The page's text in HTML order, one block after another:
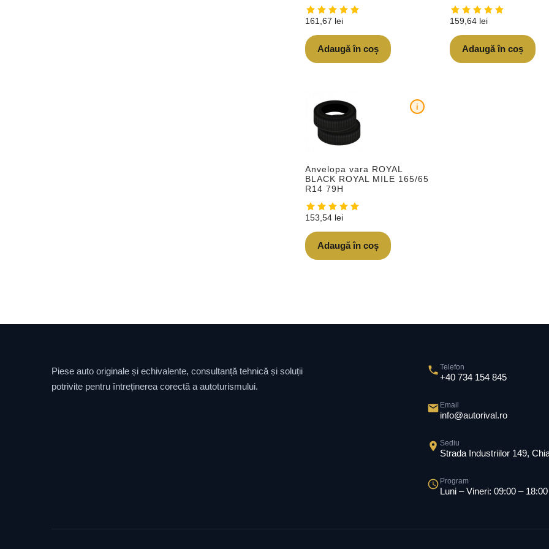
161,67 lei
Adaugă în coș
159,64 lei
Adaugă în coș
Anvelopa vara ROYAL
BLACK ROYAL MILE 165/65
R14 79H
i
153,54 lei
Adaugă în coș
Piese auto originale și echivalente, consultanță tehnică și soluții
potrivite pentru întreținerea corectă a autoturismului.
Telefon
+40 734 154 845
Email
info@autorival.ro
Sediu
Strada Industriilor 149,
Program
Luni – Vineri: 09:00 – 18:00